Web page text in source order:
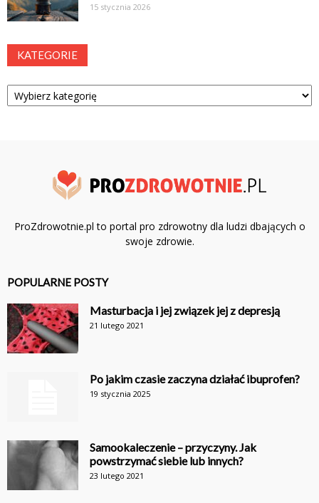
15 stycznia 2026
KATEGORIE
Kategorie
ProZdrowotnie.pl to portal pro zdrowotny dla ludzi dbających o
swoje zdrowie.
POPULARNE POSTY
Masturbacja i jej związek jej z depresją
21 lutego 2021
Po jakim czasie zaczyna działać ibuprofen?
19 stycznia 2025
Samookaleczenie – przyczyny. Jak
powstrzymać siebie lub innych?
23 lutego 2021